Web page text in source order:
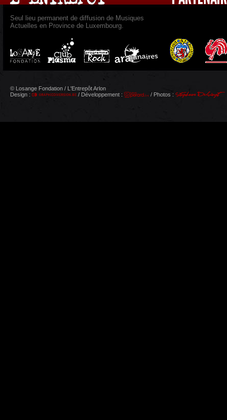
Seul lieu permanent de diffusion de Musiques
Actuelles en Province de Luxembourg.
© Losange Fondation / L'Entrepôt Arlon
Design :
/ Développement : / Photos :